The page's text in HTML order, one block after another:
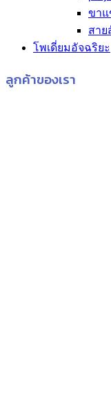
ขาแ
สา
โพเดี่ยมอัจฉริยะ
ลูกค้าของเรา